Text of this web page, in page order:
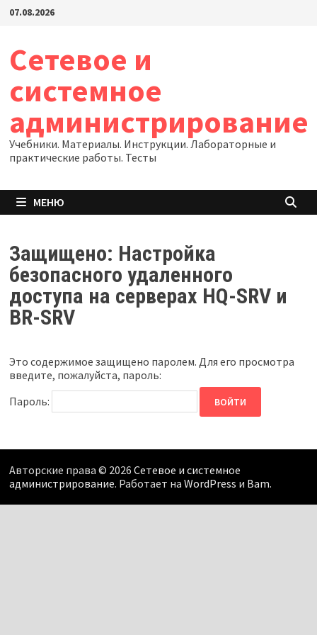
Перейти
07.08.2026
Сетевое и
системное
администрирование
Учебники. Материалы. Инструкции. Лабораторные и
практические работы. Тесты
МЕНЮ
Защищено: Настройка
безопасного удаленного
доступа на серверах HQ-SRV и
BR-SRV
Это содержимое защищено паролем. Для его просмотра
введите, пожалуйста, пароль:
Пароль:
Авторские права © 2026 Сетевое и системное
администрирование. Работает на WordPress и Bam.